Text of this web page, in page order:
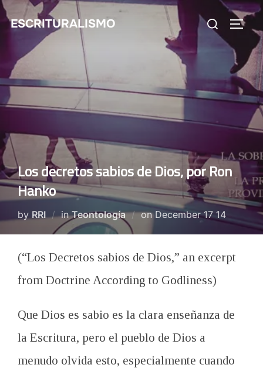
Skip
to ESCRITURALISMO
Search
for:
Los decretos sabios de Dios, por Ron
Hanko
by RRI inTeontología onPosted
December 17 14
(“Los Decretos sabios de Dios,” an excerpt
from Doctrine According to Godliness)
Que Dios es sabio es la clara enseñanza de
la Escritura, pero el pueblo de Dios a
menudo olvida esto, especialmente cuando